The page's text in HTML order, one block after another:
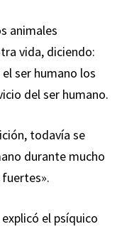
animales
vida, diciendo:
ser humano los
del ser humano.
todavía se
durante mucho
el psíquico